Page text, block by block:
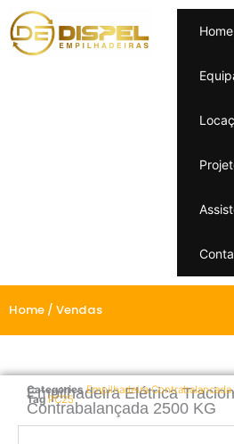
Home
Home / Vendas
Empilhadeira Elétrica
Contrabalançada 2500 KG
Categories Empilhadeira Contrabalancada
Tag PC25